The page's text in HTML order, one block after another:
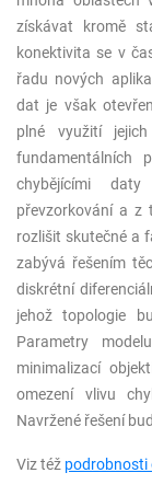
získávat kromě
konektivita se v
řadu nových
dat je však
plné využití
fundamentálních
chybějícími
převzorkování a z
rozlišit skutečné a
zabývá řešením
diskrétní
jehož topologie
Parametry
minimalizací
omezení vlivu
Navržené řešení
Viz též podrobnosti